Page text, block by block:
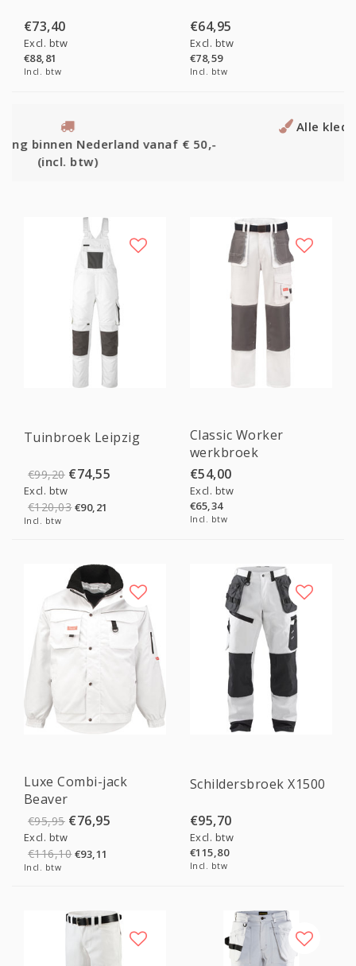
€73,40
Excl. btw
€88,81
Incl. btw
€64,95
Excl. btw
€78,59
Incl. btw
Alle kleding die een vakman nodig heeft!
Tuinbroek Leipzig
€99,20 €74,55
Excl. btw
€120,03 €90,21
Incl. btw
Classic Worker
werkbroek
€54,00
Excl. btw
€65,34
Incl. btw
Luxe Combi-jack
Beaver
€95,95 €76,95
Excl. btw
€116,10 €93,11
Incl. btw
Schildersbroek X1500
€95,70
Excl. btw
€115,80
Incl. btw